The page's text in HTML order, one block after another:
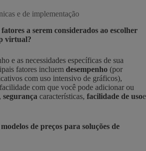
e de implementação
a serem considerados ao escolher
virtual?
e as necessidades específicas de sua
fatores incluem desempenho (por
com uso intensivo de gráficos),
com que você pode adicionar ou
segurança características, facilidade de usoe
de preços para soluções de